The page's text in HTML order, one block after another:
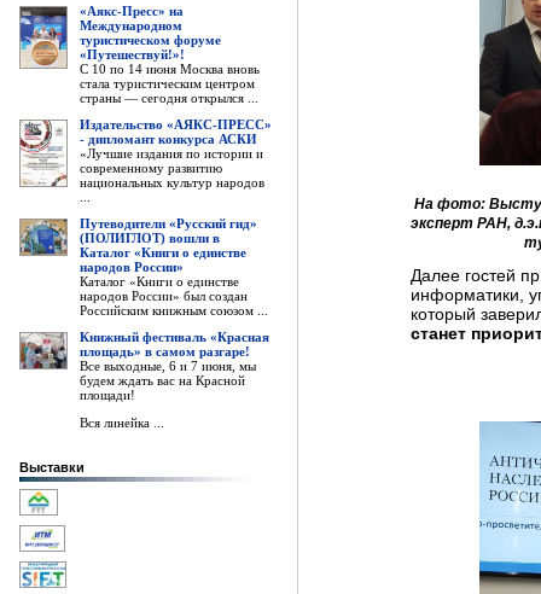
«Аякс-Пресс» на
Международном
туристическом форуме
«Путешествуй!»!
С 10 по 14 июня Москва вновь
стала туристическим центром
страны — сегодня открылся ...
Издательство «АЯКС-ПРЕСС»
- дипломант конкурса АСКИ
«Лучшие издания по истории и
современному развитию
национальных культур народов
Путеводители «Русский гид»
(ПОЛИГЛОТ) вошли в
Каталог «Книги о единстве
народов России»
Каталог «Книги о единстве
народов России» был создан
Российским книжным союзом ...
Книжный фестиваль «Красная
площадь» в самом разгаре!
Все выходные, 6 и 7 июня, мы
будем ждать вас на Красной
площади!
Вся линейка ...
Выставки
На фото:
эксперт РАН,
Далее гостей
информатики,
который
станет